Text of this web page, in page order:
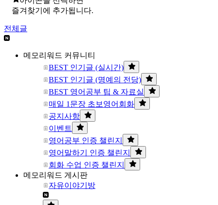
즐겨찾기에 추가됩니다.
전체글
메모리워드 커뮤니티
BEST 인기글 (실시간)
BEST 인기글 (명예의 전당)
BEST 영어공부 팁 & 자료실
매일 1문장 초보영어회화
공지사항
이벤트
영어공부 인증 챌린지
영어말하기 인증 챌린지
회화 수업 인증 챌린지
메모리워드 게시판
자유이야기방